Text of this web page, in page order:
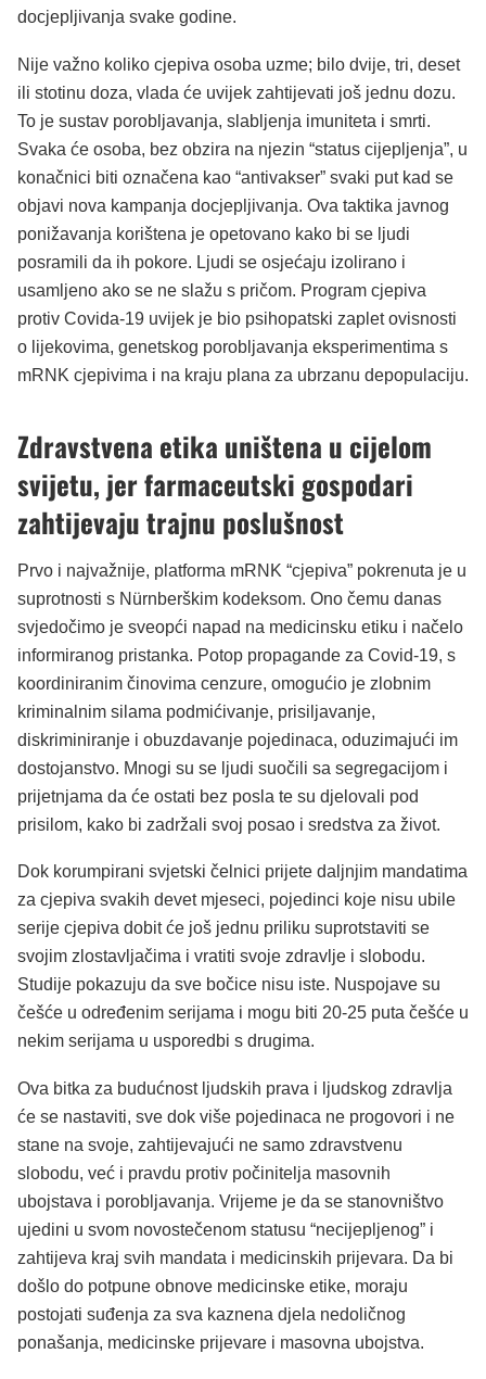
docjepljivanja svake godine.
Nije važno koliko cjepiva osoba uzme; bilo dvije, tri, deset
ili stotinu doza, vlada će uvijek zahtijevati još jednu dozu.
To je sustav porobljavanja, slabljenja imuniteta i smrti.
Svaka će osoba, bez obzira na njezin “status cijepljenja”, u
konačnici biti označena kao “antivakser” svaki put kad se
objavi nova kampanja docjepljivanja. Ova taktika javnog
ponižavanja korištena je opetovano kako bi se ljudi
posramili da ih pokore. Ljudi se osjećaju izolirano i
usamljeno ako se ne slažu s pričom. Program cjepiva
protiv Covida-19 uvijek je bio psihopatski zaplet ovisnosti
o lijekovima, genetskog porobljavanja eksperimentima s
mRNK cjepivima i na kraju plana za ubrzanu depopulaciju.
Zdravstvena etika uništena u cijelom
svijetu, jer farmaceutski gospodari
zahtijevaju trajnu poslušnost
Prvo i najvažnije, platforma mRNK “cjepiva” pokrenuta je u
suprotnosti s Nürnberškim kodeksom. Ono čemu danas
svjedočimo je sveopći napad na medicinsku etiku i načelo
informiranog pristanka. Potop propagande za Covid-19, s
koordiniranim činovima cenzure, omogućio je zlobnim
kriminalnim silama podmićivanje, prisiljavanje,
diskriminiranje i obuzdavanje pojedinaca, oduzimajući im
dostojanstvo. Mnogi su se ljudi suočili sa segregacijom i
prijetnjama da će ostati bez posla te su djelovali pod
prisilom, kako bi zadržali svoj posao i sredstva za život.
Dok korumpirani svjetski čelnici prijete daljnjim mandatima
za cjepiva svakih devet mjeseci, pojedinci koje nisu ubile
serije cjepiva dobit će još jednu priliku suprotstaviti se
svojim zlostavljačima i vratiti svoje zdravlje i slobodu.
Studije pokazuju da sve bočice nisu iste. Nuspojave su
češće u određenim serijama i mogu biti 20-25 puta češće u
nekim serijama u usporedbi s drugima.
Ova bitka za budućnost ljudskih prava i ljudskog zdravlja
će se nastaviti, sve dok više pojedinaca ne progovori i ne
stane na svoje, zahtijevajući ne samo zdravstvenu
slobodu, već i pravdu protiv počinitelja masovnih
ubojstava i porobljavanja. Vrijeme je da se stanovništvo
ujedini u svom novostečenom statusu “necijepljenog” i
zahtijeva kraj svih mandata i medicinskih prijevara. Da bi
došlo do potpune obnove medicinske etike, moraju
postojati suđenja za sva kaznena djela nedoličnog
ponašanja, medicinske prijevare i masovna ubojstva.